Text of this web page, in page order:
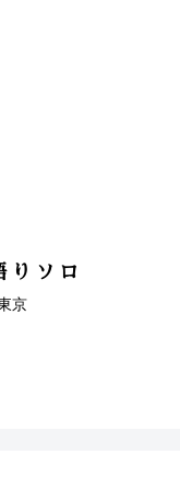
ソロ
京